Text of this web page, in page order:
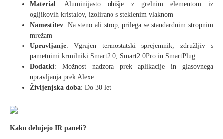
Material: Aluminijasto ohišje z grelnim elementom iz
ogljikovih kristalov, izolirano s steklenim vlaknom
Namestitev: Na steno ali strop; prilega se standardnim stropnim
mrežam
Upravljanje: Vgrajen termostatski sprejemnik; združljiv s
pametnimi krmilniki Smart2.0, Smart2.0Pro in SmartPlug
Dodatki: Možnost nadzora prek aplikacije in glasovnega
upravljanja prek Alexe
Življenjska doba: Do 30 let
Kako delujejo IR paneli?